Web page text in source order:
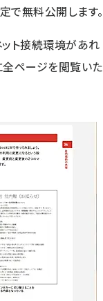
で無料公開します。
ット接続環境があれ
全ページを閲覧いた